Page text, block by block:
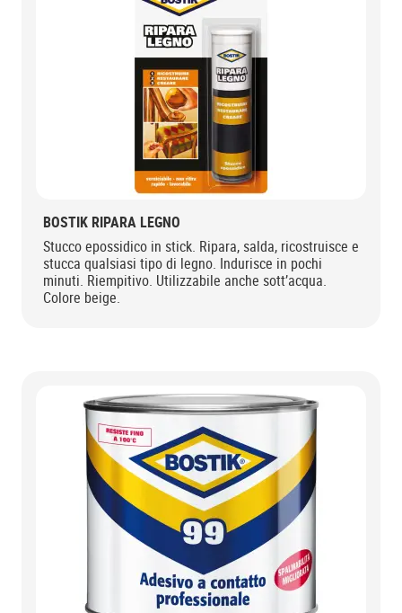
BOSTIK RIPARA LEGNO
Stucco epossidico in stick. Ripara, salda, ricostruisce e
stucca qualsiasi tipo di legno. Indurisce in pochi
minuti. Riempitivo. Utilizzabile anche sott’acqua.
Colore beige.